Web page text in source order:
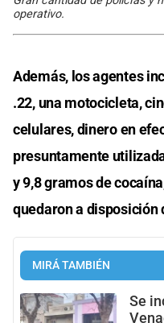
operativo.
Además, los agentes
.22, una motocicleta,
celulares, dinero en
presuntamente
y 9,8 gramos de
quedaron a disposición
MIRÁ TAMBIÉN
Se